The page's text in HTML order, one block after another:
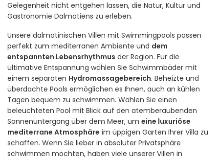
Gelegenheit nicht entgehen lassen, die Natur, Kultur und
Gastronomie Dalmatiens zu erleben.
Unsere dalmatinischen Villen mit Swimmingpools passen
perfekt zum mediterranen Ambiente und dem
entspannten Lebensrhythmus der Region. Für die
ultimative Entspannung wählen Sie Schwimmbäder mit
einem separaten Hydromassagebereich. Beheizte und
überdachte Pools ermöglichen es Ihnen, auch an kühlen
Tagen bequem zu schwimmen. Wählen Sie einen
beleuchteten Pool mit Blick auf den atemberaubenden
Sonnenuntergang über dem Meer, um eine luxuriöse
mediterrane Atmosphäre im üppigen Garten Ihrer Villa zu
schaffen. Wenn Sie lieber in absoluter Privatsphäre
schwimmen möchten, haben viele unserer Villen in